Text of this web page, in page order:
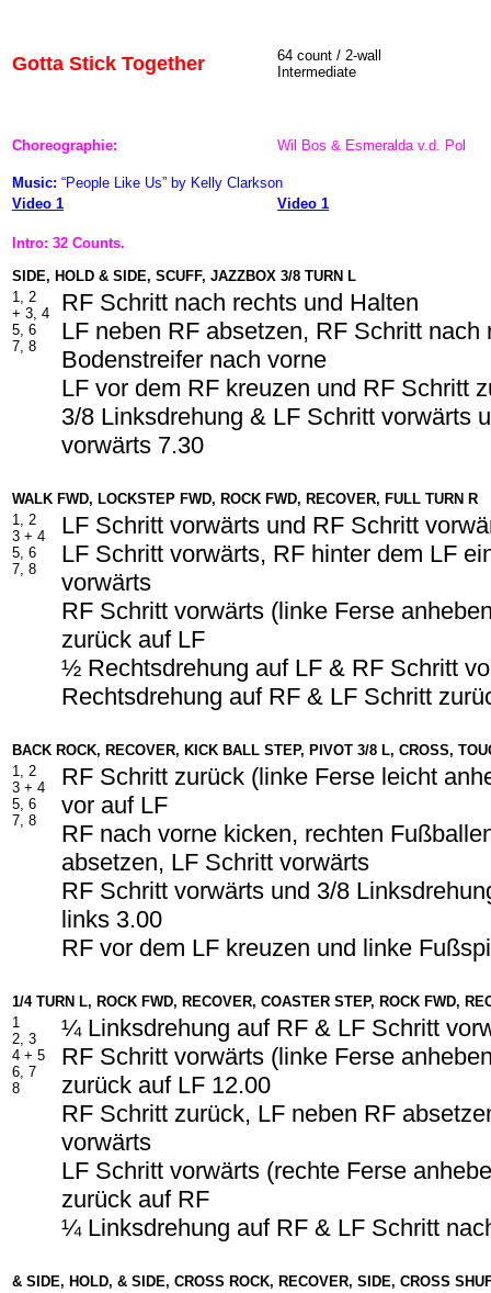
Gotta Stick Together
64 count / 2-wall
Intermediate
Choreographie: Wil Bos & Esmeralda v.d. Pol
Music: “People Like Us” by Kelly Clarkson
Video 1
Video 1
Intro: 32 Counts.
SIDE, HOLD & SIDE, SCUFF, JAZZBOX 3/8 TURN L
1, 2
+ 3, 4
5, 6
7, 8
RF Schritt nach rechts und Halten
LF neben RF absetzen, RF Schritt nach
Bodenstreifer nach vorne
LF vor dem RF kreuzen und RF Schritt
3/8 Linksdrehung & LF Schritt vorwärts
vorwärts 7.30
WALK FWD, LOCKSTEP FWD, ROCK FWD, RECOVER, FULL TURN R
1, 2
3 + 4
5, 6
7, 8
LF Schritt vorwärts und RF Schritt
LF Schritt vorwärts, RF hinter dem LF
vorwärts
RF Schritt vorwärts (linke Ferse
zurück auf LF
½ Rechtsdrehung auf LF & RF Schritt
Rechtsdrehung auf RF & LF Schritt
BACK ROCK, RECOVER, KICK BALL STEP, PIVOT 3/8 L, CROSS,
1, 2
3 + 4
5, 6
7, 8
RF Schritt zurück (linke Ferse leicht
vor auf LF
RF nach vorne kicken, rechten
absetzen, LF Schritt vorwärts
RF Schritt vorwärts und 3/8
links 3.00
RF vor dem LF kreuzen und linke
1/4 TURN L, ROCK FWD, RECOVER, COASTER STEP, ROCK FWD,
1
2, 3
4 + 5
6, 7
8
¼ Linksdrehung auf RF & LF Schritt
RF Schritt vorwärts (linke Ferse
zurück auf LF 12.00
RF Schritt zurück, LF neben RF
vorwärts
LF Schritt vorwärts (rechte Ferse
zurück auf RF
¼ Linksdrehung auf RF & LF Schritt
& SIDE, HOLD, & SIDE, CROSS ROCK, RECOVER, SIDE, CROSS